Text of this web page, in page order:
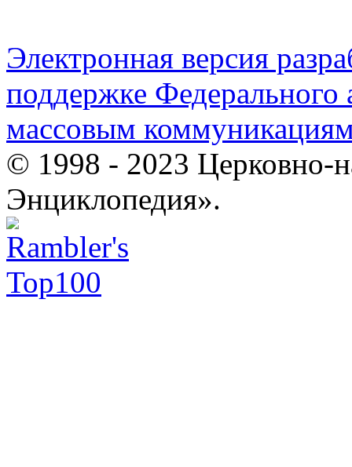
Электронная версия
поддержке Федерального
массовым
© 1998 - 2023 Церковно-
Энциклопедия».